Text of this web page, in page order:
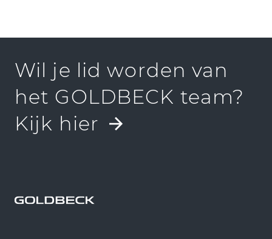
Wil je lid worden van
het GOLDBECK team?
Kijk hier